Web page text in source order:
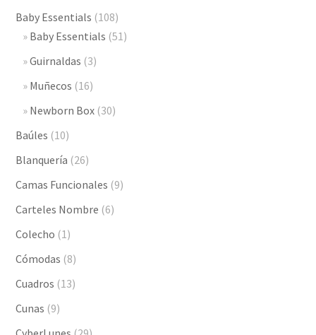
Baby Essentials (108)
Baby Essentials (51)
Guirnaldas (3)
Muñecos (16)
Newborn Box (30)
Baúles (10)
Blanquería (26)
Camas Funcionales (9)
Carteles Nombre (6)
Colecho (1)
Cómodas (8)
Cuadros (13)
Cunas (9)